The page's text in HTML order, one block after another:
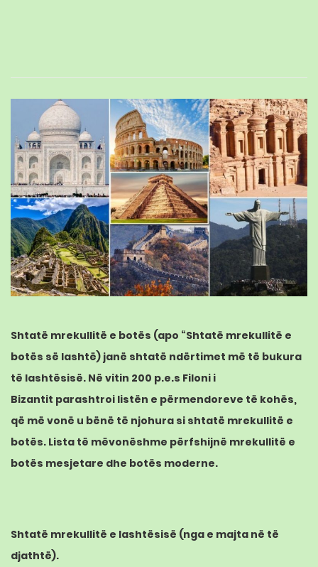
Shtatë mrekullitë e botës (apo “Shtatë mrekullitë e
botës së lashtë) janë shtatë ndërtimet më të bukura
të lashtësisë. Në vitin 200 p.e.s Filoni i
Bizantit parashtroi listën e përmendoreve të kohës,
që më vonë u bënë të njohura si shtatë mrekullitë e
botës. Lista të mëvonëshme përfshijnë mrekullitë e
botës mesjetare dhe botës moderne.
Shtatë mrekullitë e lashtësisë (nga e majta në të
djathtë).